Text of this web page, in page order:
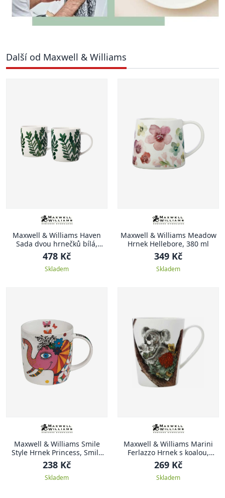
Další od Maxwell & Williams
Maxwell & Williams Haven
Sada dvou hrnečků bílá,
Haven, 380 ml
478 Kč
Skladem
Maxwell & Williams Meadow
Hrnek Hellebore, 380 ml
349 Kč
Skladem
Maxwell & Williams Smile
Style Hrnek Princess, Smile
Style, 400 ml
238 Kč
Skladem
Maxwell & Williams Marini
Ferlazzo Hrnek s koalou,
kolorovaný
269 Kč
Skladem